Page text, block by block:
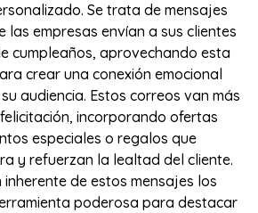
Se trata de mensajes
las empresas envían a sus clientes
cumpleaños, aprovechando esta
crear una conexión emocional
audiencia. Estos correos van más
incorporando ofertas
especiales o regalos que
y refuerzan la lealtad del cliente.
de estos mensajes los
poderosa para destacar